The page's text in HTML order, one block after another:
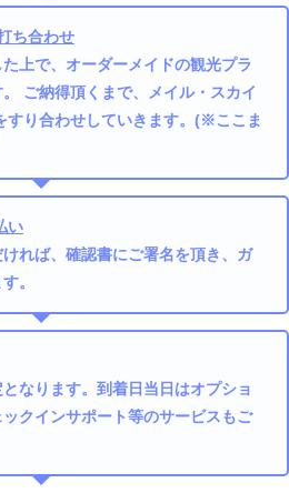
ち合わせ
上で、オーダーメイドの観光プラ
ご納得頂くまで、メイル・スカイ
すり合わせしていきます。(※ここま
い
れば、確認書にご署名を頂き、ガ
。
なります。到着日当日はオプショ
クインサポート等のサービスもご